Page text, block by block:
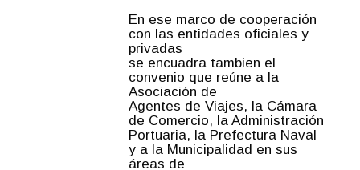
En ese marco de cooperación
con las entidades oficiales y
privadas
se encuadra tambien el
convenio que reúne a la
Asociación de
Agentes de Viajes, la Cámara
de Comercio, la Administración
Portuaria, la Prefectura Naval
y a la Municipalidad en sus
áreas de